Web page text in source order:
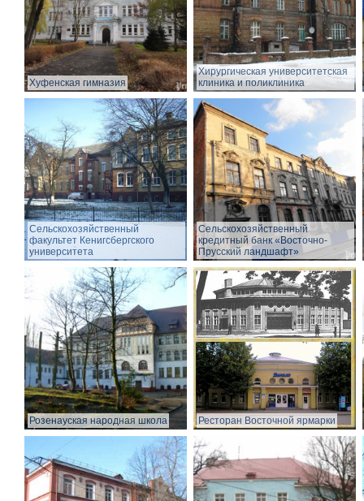
Хуфенская гимназия
Хирургическая университетская
клиника и поликлиника
Сельскохозяйственный
факультет Кенигсбергского
университета
Сельскохозяйственный
кредитный банк «Восточно-
Прусский ландшафт»
Розенауская народная школа Ресторан Восточной ярмарки